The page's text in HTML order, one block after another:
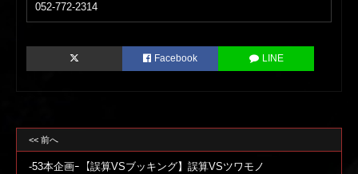
052-772-2314
Facebook LINE
<< 前へ
-53本企画ｰ【誤算VSブッキング】誤算VSツワモノ